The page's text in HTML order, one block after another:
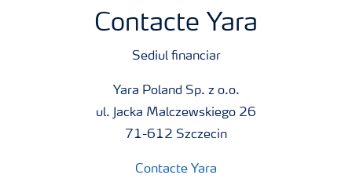
Contacte Yara
Sediul financiar
Yara Poland Sp. z o.o.
ul. Jacka Malczewskiego 26
71-612 Szczecin
Contacte Yara